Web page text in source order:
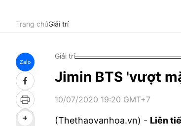
Trang chủGiải trí
Zalo
Giải trí
Jimin BTS 'vượt
10/07/2020 19:20 GMT+7
(Thethaovanhoa.vn) - Liên